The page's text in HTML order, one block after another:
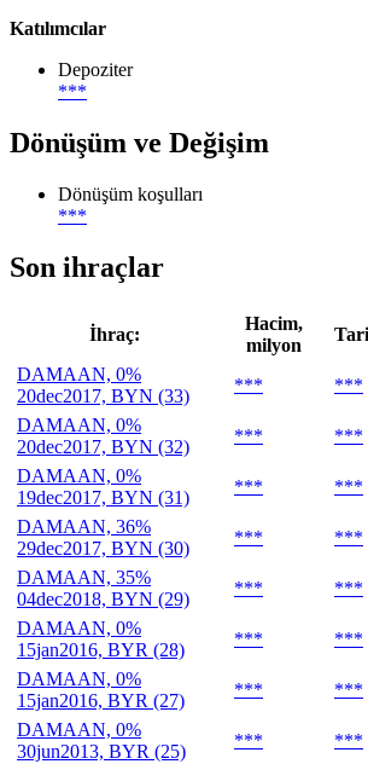
Katılımcılar
Depoziter
***
Dönüşüm ve Değişim
Dönüşüm koşulları
***
Son ihraçlar
İhraç:
Hacim,
milyon
DAMAAN, 0%
20dec2017, BYN (33)
*** ***
DAMAAN, 0%
20dec2017, BYN (32)
*** ***
DAMAAN, 0%
19dec2017, BYN (31)
*** ***
DAMAAN, 36%
29dec2017, BYN (30)
*** ***
DAMAAN, 35%
04dec2018, BYN (29)
*** ***
DAMAAN, 0%
15jan2016, BYR (28)
*** ***
DAMAAN, 0%
15jan2016, BYR (27)
*** ***
DAMAAN, 0%
30jun2013, BYR (25)
*** ***